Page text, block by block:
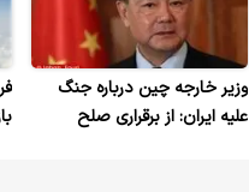
وزیر خارجه چین درباره جنگ
علیه ایران: از برقراری صلح